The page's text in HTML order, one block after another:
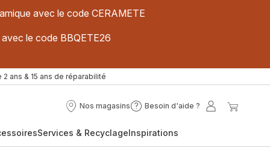
avec le code CERAMETE
le code BBQETE26
2 ans & 15 ans de réparabilité
Nos magasins
Nos
Besoin d'aide ?
Besoin
?
Mon
Services & RecyclageInspirations